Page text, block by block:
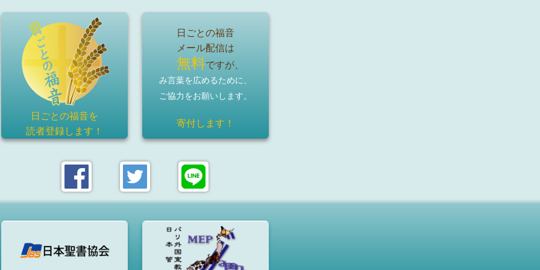
日ごとの福音を
読者登録します！
日ごとの福音
メール配信は
無料ですが、
み言葉を広めるために、
ご協力をお願いします。
寄付します！